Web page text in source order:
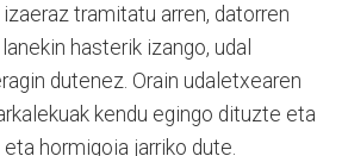
tramitatu arren, datorren
hasterik izango, udal
dutenez. Orain udaletxearen
kendu egingo dituzte eta
hormigoia jarriko dute.